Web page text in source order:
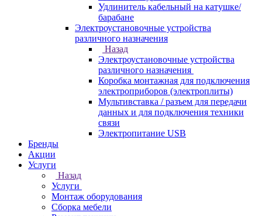
Удлинитель кабельный на катушке/
барабане
Электроустановочные устройства
различного назначения
Назад
Электроустановочные устройства
различного назначения
Коробка монтажная для подключения
электроприборов (электроплиты)
Мультивставка / разъем для передачи
данных и для подключения техники
связи
Электропитание USB
Бренды
Акции
Услуги
Назад
Услуги
Монтаж оборудования
Сборка мебели